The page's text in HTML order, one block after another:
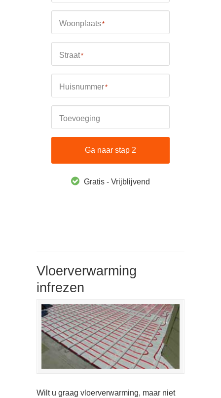
Woonplaats*
Straat*
Huisnummer*
Toevoeging
Ga naar stap 2
Gratis - Vrijblijvend
Vloerverwarming
infrezen
Wilt u graag vloerverwarming, maar niet